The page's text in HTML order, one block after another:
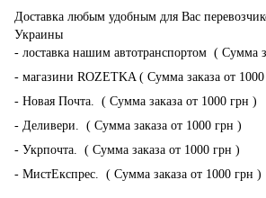
Доставка любым удобным для Вас
Украины
- лоставка нашим автотранспортом ( Сумма
- магазини ROZETKA ( Сумма заказа от
- Новая Почта. ( Сумма заказа от 1000 грн )
- Деливери. ( Сумма заказа от 1000 грн )
- Укрпочта. ( Сумма заказа от 1000 грн )
- МистЕкспрес. ( Сумма заказа от 1000 грн )